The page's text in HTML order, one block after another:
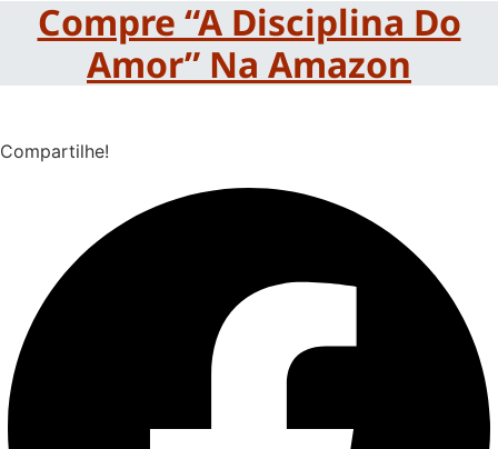
Compre “A Disciplina Do
Amor” Na Amazon
Compartilhe!